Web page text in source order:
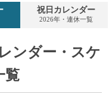
祝日カレンダー
2026年・連休一覧
ンダー・スケ
覧